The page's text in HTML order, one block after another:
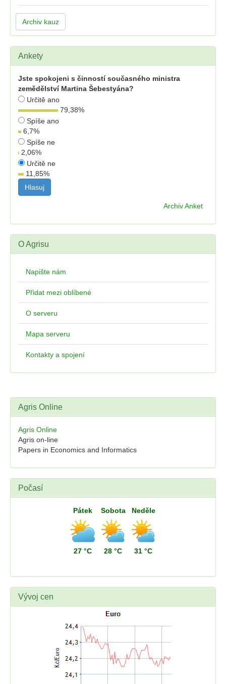
Archiv kauz
Ankety
Jste spokojeni s činností současného ministra
zemědělství Martina Šebestyána?
Určitě ano
79,38%
Spíše ano
6,7%
Spíše ne
2,06%
Určitě ne
11,85%
Archiv Anket
O Agrisu
Napište nám
Přidat mezi oblíbené
O serveru
Mapa serveru
Kontakty a spojení
Agris Online
Agris Online
Agris on-line
Papers in Economics and Informatics
Počasí
Pátek
27 °C
Sobota
28 °C
Neděle
31 °C
Vývoj cen